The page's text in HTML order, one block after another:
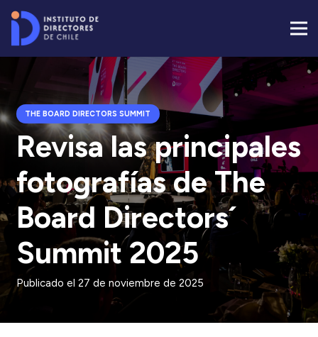
THE BOARD DIRECTORS SUMMIT
Revisa las principales
fotografías de The
Board Directors´
Summit 2025
Publicado el 27 de noviembre de 2025